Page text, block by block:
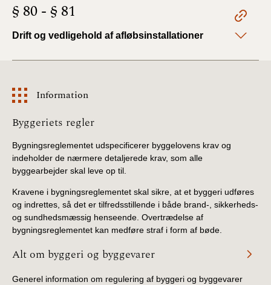
BR18 (4/7-31/12
BR18 (1/1-4/7 2019)
BR18 (1/7-31/12
2018)
BR15 (2015-2018)
Tidligere BR (1961-
2010)
§ 80 - § 81
Drift og vedligehold af afløbsinstallationer
Information
Information
Byggeriets regler
Bygningsreglementet udspecificerer byggelovens krav og
indeholder de nærmere detaljerede krav, som alle
byggearbejder skal leve op til.
Kravene i bygningsreglementet skal sikre, at et byggeri udføres
og indrettes, så det er tilfredsstillende i både brand-, sikkerheds-
og sundhedsmæssig henseende. Overtrædelse af
bygningsreglementet kan medføre straf i form af bøde.
Alt om byggeri og byggevarer
Generel information om regulering af byggeri og byggevarer